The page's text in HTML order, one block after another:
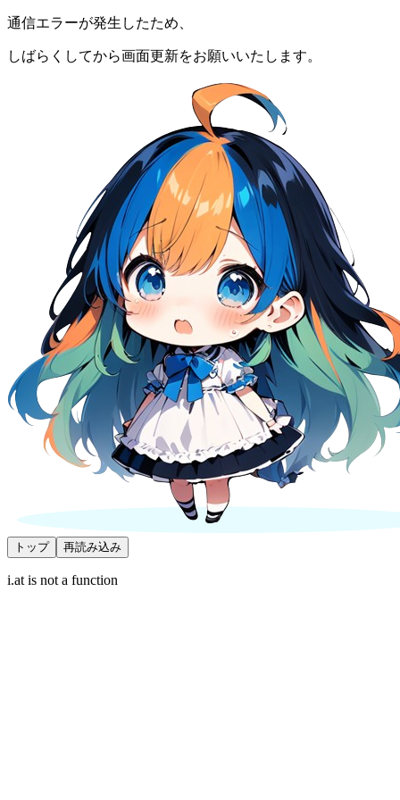
通信エラーが発生したため、
しばらくしてから画面更新をお願いいたします。
トップ 再読み込み
i.at is not a function